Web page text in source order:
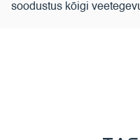
soodustus kõigi